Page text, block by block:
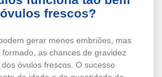
frescos?
gerar menos embriões, mas
as chances de gravidez
óvulos frescos. O sucesso